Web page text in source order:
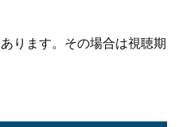
ります。その場合は視聴期